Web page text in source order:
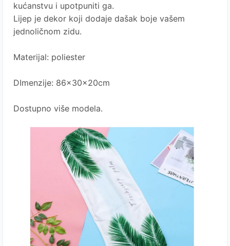
kućanstvu i upotpuniti ga.
Lijep je dekor koji dodaje dašak boje vašem
jednoličnom zidu.
Materijal: poliester
DImenzije: 86x30x20cm
Dostupno više modela.